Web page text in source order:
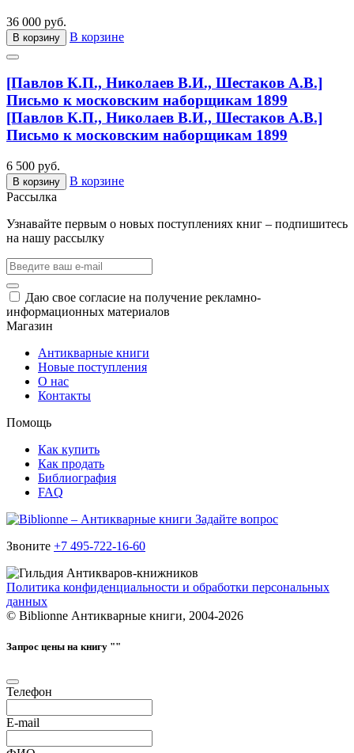
36 000 руб.
В корзину В корзине
[Павлов К.П., Николаев В.И., Шестаков А.В.]
Письмо к московским наборщикам 1899
[Павлов К.П., Николаев В.И., Шестаков А.В.]
Письмо к московским наборщикам 1899
6 500 руб.
В корзину
В корзине
Рассылка
Узнавайте первым о новых поступлениях книг – подпишитесь
на нашу рассылку
Даю свое согласие на получение рекламно-
информационных материалов
Магазин
Антикварные книги
Новые поступления
О нас
Контакты
Помощь
Как купить
Как продать
Библиография
FAQ
Задайте вопрос
Звоните +7 495-722-16-60
Политика конфиденциальности и обработки персональных
данных
© Biblionne Антикварные книги, 2004-2026
Запрос цены на книгу ""
Телефон
E-mail